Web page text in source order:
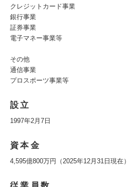
クレジットカード事業
銀行事業
証券事業
電子マネー事業等
その他
通信事業
プロスポーツ事業等
設立
1997年2月7日
資本金
4,595億800万円（2025年12月31日現在）